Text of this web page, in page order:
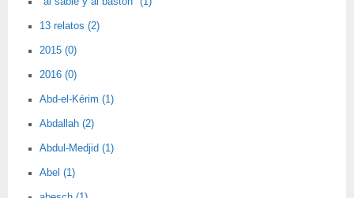
13 relatos (2)
2015 (0)
2016 (0)
Abd-el-Kérim (1)
Abdallah (2)
Abdul-Medjid (1)
Abel (1)